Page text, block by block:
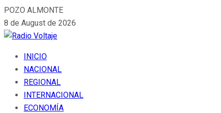
POZO ALMONTE
8 de August de 2026
INICIO
NACIONAL
REGIONAL
INTERNACIONAL
ECONOMÍA